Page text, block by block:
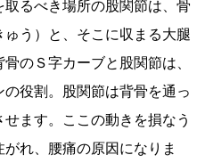
取るべき場所の股関節は、骨
う）と、そこに収まる大腿
のＳ字カーブと股関節は、
役割。股関節は背骨を通っ
ます。ここの動きを損なう
れ、腰痛の原因になりま